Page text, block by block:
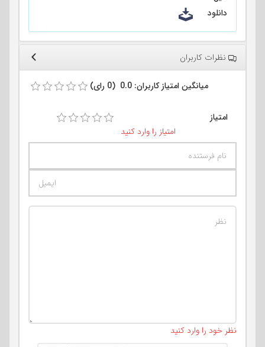
دانلود
نظرات کاربران
میانگین امتیاز کاربران: 0.0 (0 رای)
امتیاز
امتیاز را وارد کنید
نظر خود را وارد کنید